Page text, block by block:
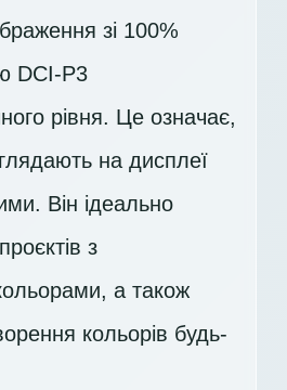
зі 100%
DCI-P3
рівня. Це означає,
на дисплеї
Він ідеально
з
а також
кольорів будь-